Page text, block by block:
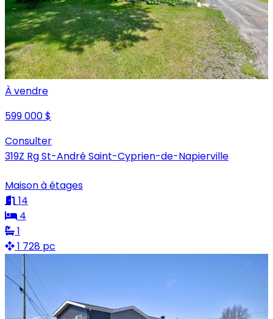
À vendre
599 000 $
Consulter
319Z Rg St-André Saint-Cyprien-de-Napierville
Maison à étages
14
4
1
1 728 pc